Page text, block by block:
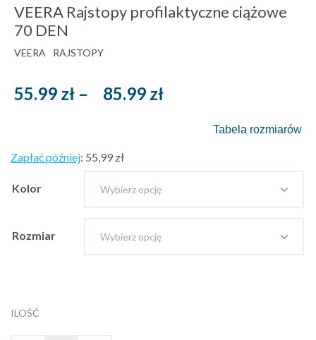
VEERA Rajstopy profilaktyczne ciążowe
70 DEN
VEERA RAJSTOPY
55.99 zł – 85.99 złZakres
Tabela rozmiarów
Zapłać później: 55,99 zł
Kolor
Rozmiar
ILOŚĆ